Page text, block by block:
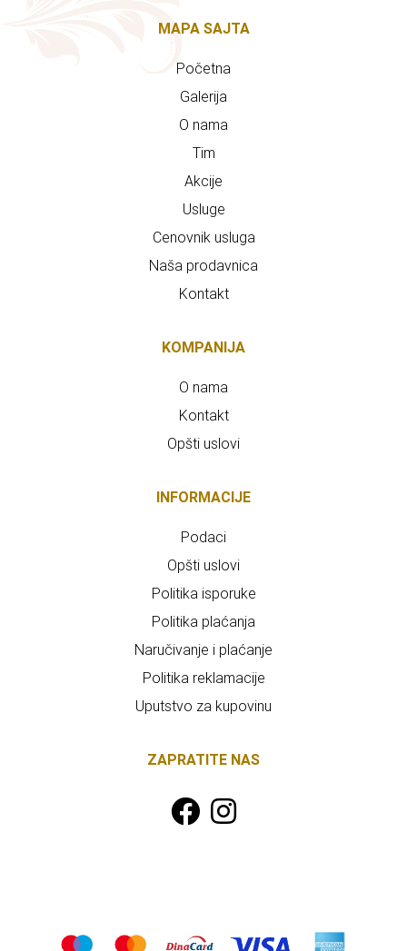
MAPA SAJTA
Početna
Galerija
O nama
Tim
Akcije
Usluge
Cenovnik usluga
Naša prodavnica
Kontakt
KOMPANIJA
O nama
Kontakt
Opšti uslovi
INFORMACIJE
Podaci
Opšti uslovi
Politika isporuke
Politika plaćanja
Naručivanje i plaćanje
Politika reklamacije
Uputstvo za kupovinu
ZAPRATITE NAS